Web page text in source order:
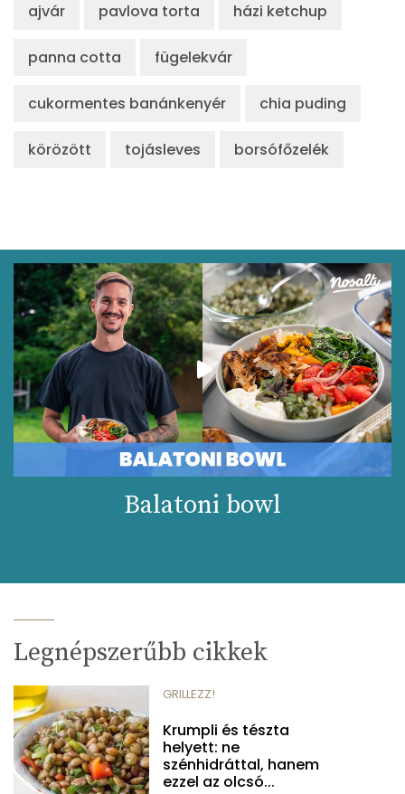
ajvár pavlova torta házi ketchup
panna cotta fügelekvár
cukormentes banánkenyér chia puding
körözött tojásleves borsófőzelék
Balatoni bowl
Legnépszerűbb cikkek
GRILLEZZ!
Krumpli és tészta
helyett: ne
szénhidráttal, hanem
ezzel az olcsó...